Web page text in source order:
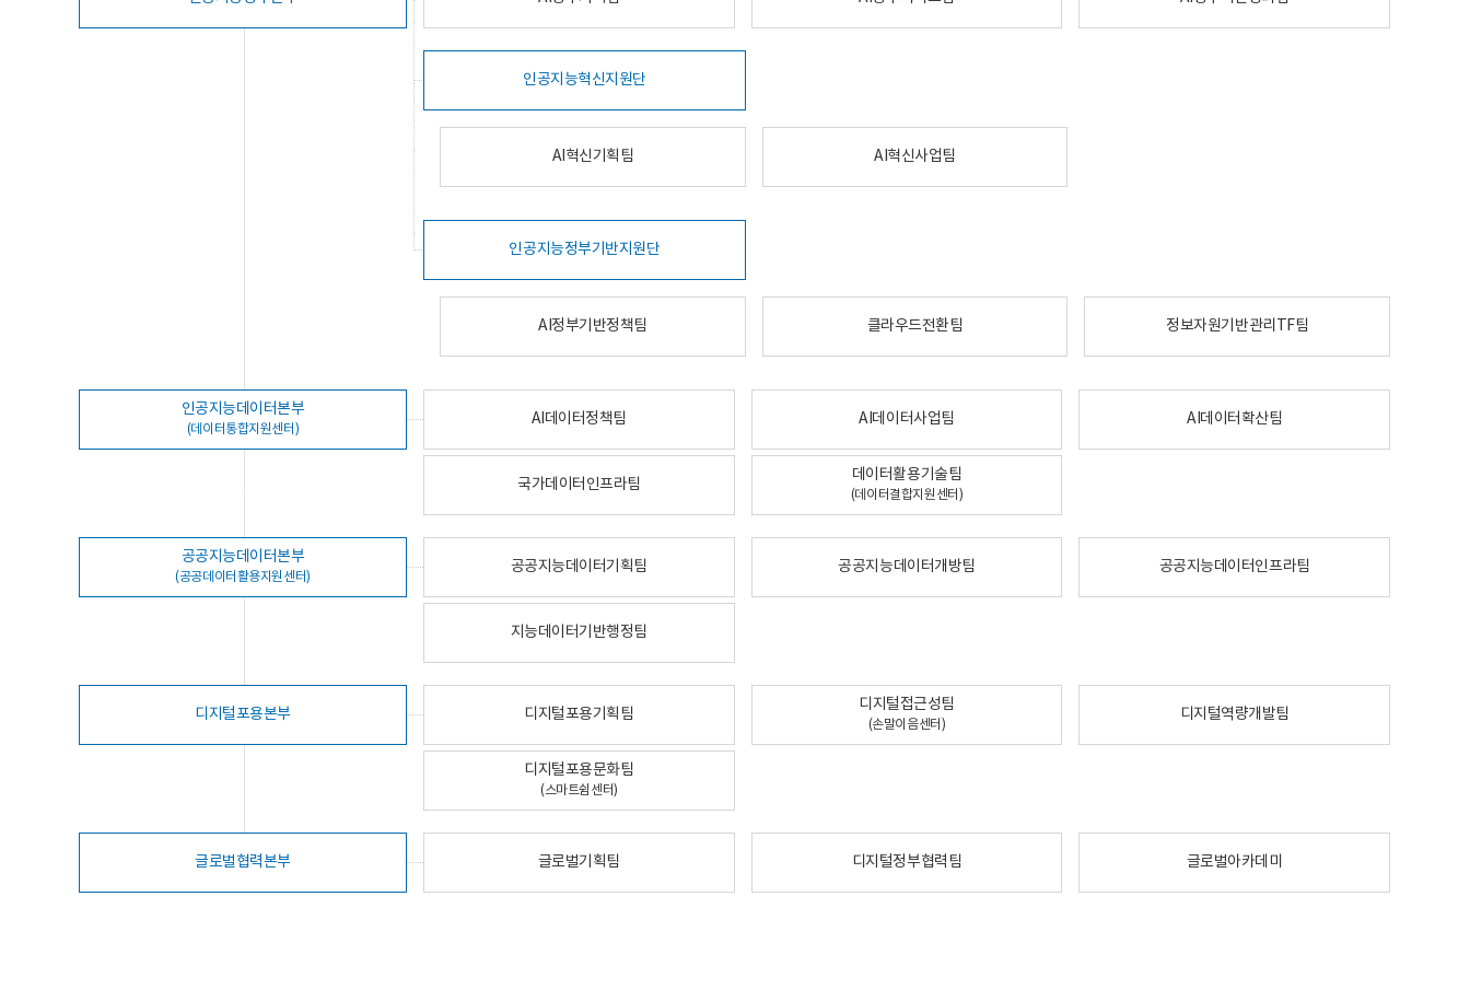
인공지능혁신지원단
AI혁신기획팀 AI혁신사업팀
인공지능정부기반지원단
AI정부기반정책팀 클라우드전환팀 정보자원기반관리TF팀
인공지능데이터본부
(데이터통합지원센터)
AI데이터정책팀 AI데이터사업팀 AI데이터확산팀
국가데이터인프라팀
데이터활용기술팀
(데이터결합지원센터)
공공지능데이터본부
(공공데이터활용지원센터)
공공지능데이터기획팀 공공지능데이터개방팀 공공지능데이터인프라팀
지능데이터기반행정팀
디지털포용본부 디지털포용기획팀
디지털접근성팀
(손말이음센터)
디지털역량개발팀
디지털포용문화팀
(스마트쉼센터)
글로벌협력본부 글로벌기획팀 디지털정부협력팀 글로벌아카데미